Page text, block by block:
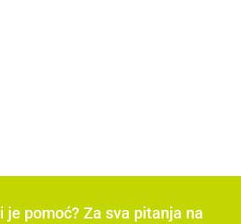
je pomoć? Za sva pitanja na